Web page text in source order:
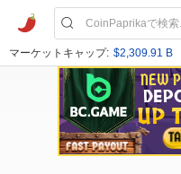
マーケットキャップ: $2,309.91 B